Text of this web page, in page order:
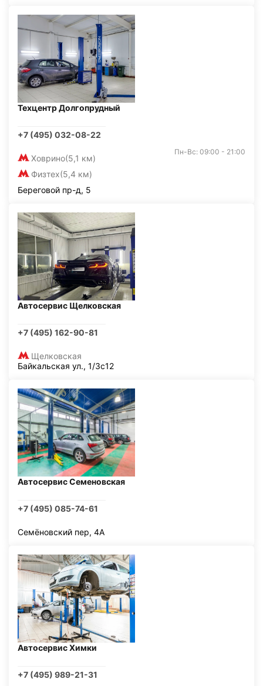
Техцентр Долгопрудный
+7 (495) 032-08-22
Ховрино(5,1 км)
Физтех(5,4 км)
Пн-Вс: 09:00 - 21:00
Береговой пр-д, 5
Автосервис Щелковская
+7 (495) 162-90-81
Щелковская
Байкальская ул., 1/3с12
Автосервис Семеновская
+7 (495) 085-74-61
Семёновский пер, 4А
Автосервис Химки
+7 (495) 989-21-31